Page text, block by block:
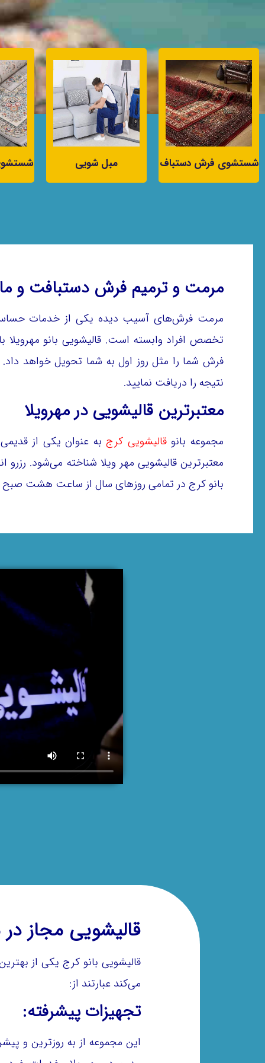
شستشوی فرش دستباف مبل شویی
مرمت و ترمیم فرش دستبافت و
مرمت فرش‌های آسیب دیده یکی از خدمات حساس
تخصص افراد وابسته است. قالیشویی بانو مهرویلا
فرش شما را مثل روز اول به شما تحویل خواهد داد.
نتیجه را دریافت نمایید.
معتبرترین قالیشویی در مهرویلا
مجموعه بانوقالیشویی کرجبه عنوان یکی از
بانو کرج در تمامی روزهای سال از ساعت هشت
قالیشویی مجاز در
قالیشویی بانو کرج یکی از
می‌کند عبارتند از:
تجهیزات پیشرفته:
این مجموعه از به روزترین و